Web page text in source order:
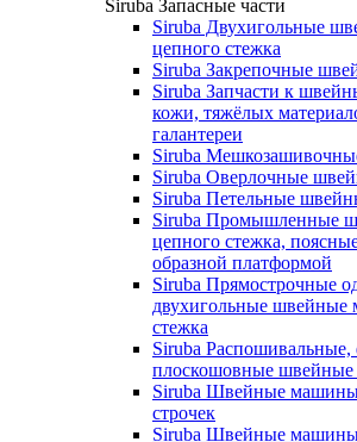
Siruba Запасные части
Siruba Двухигольные
цепного стежка
Siruba Закрепочные
Siruba Запчасти к
кожи, тяжёлых
галантереи
Siruba
Siruba Оверлочные
Siruba Петельные
Siruba Промышленные
цепного стежка,
образной платформой
Siruba Прямострочные
двухигольные
стежка
Siruba Распошивальные,
плоскошовные
Siruba Швейные машины
строчек
Siruba Швейные